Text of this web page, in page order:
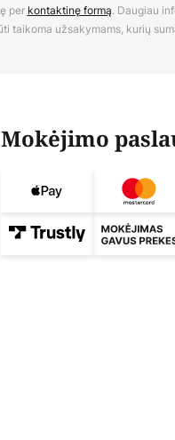
per kontaktinę formą. Daugiau
taikoma užsakymams, kurių
Mokėjimo